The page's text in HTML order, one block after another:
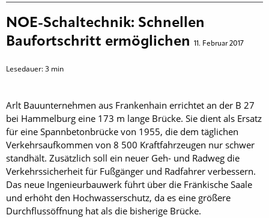
NOE-Schaltechnik: Schnellen
Baufortschritt ermöglichen
11. Februar 2017
Lesedauer:3 min
Arlt Bauunternehmen aus ­Frankenhain errichtet an der B 27
bei Hammelburg eine 173 m lange Brücke. Sie dient als Ersatz
für eine Spannbetonbrücke von 1955, die dem täglichen
Verkehrsaufkommen von 8 500 Kraftfahrzeugen nur schwer
standhält. Zusätzlich soll ein neuer Geh- und Radweg die
Verkehrssicherheit für Fußgänger und Radfahrer verbessern.
Das neue Ingenieurbauwerk führt über die Fränkische Saale
und erhöht den Hochwasserschutz, da es eine größere
Durchflussöffnung hat als die bisherige Brücke.